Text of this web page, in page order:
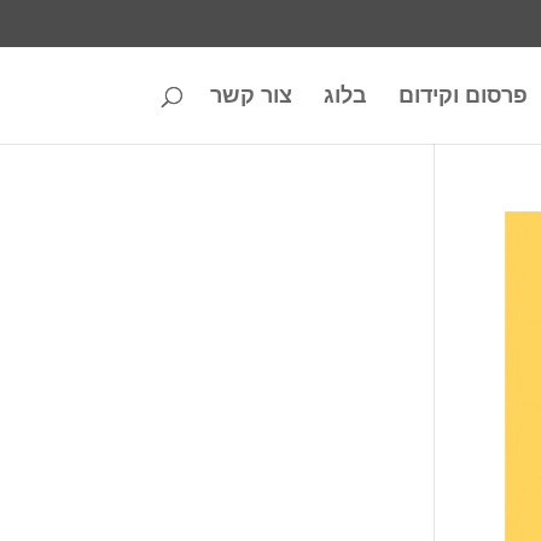
פרסום וקידום בלוג צור קשר